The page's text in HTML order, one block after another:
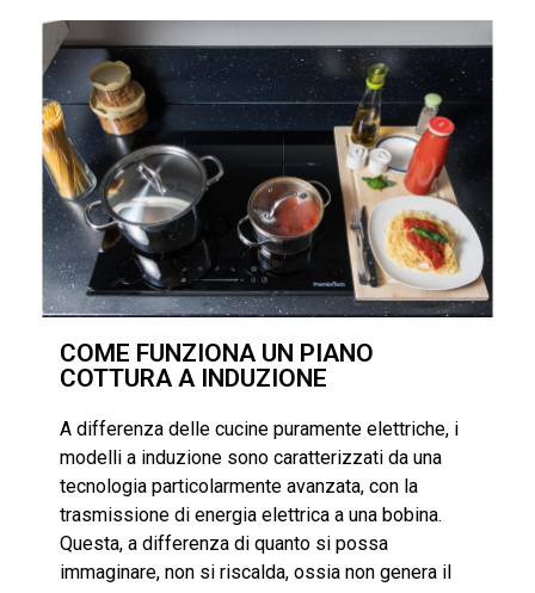
COME FUNZIONA UN PIANO
COTTURA A INDUZIONE
A differenza delle cucine puramente elettriche, i
modelli a induzione sono caratterizzati da una
tecnologia particolarmente avanzata, con la
trasmissione di energia elettrica a una bobina.
Questa, a differenza di quanto si possa
immaginare, non si riscalda, ossia non genera il